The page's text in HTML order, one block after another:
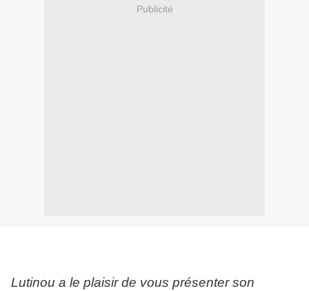
Publicité
Lutinou a le plaisir de vous présenter son